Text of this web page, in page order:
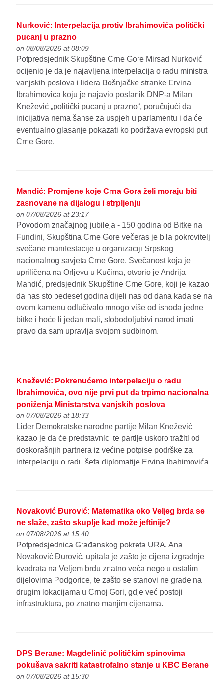
Nurković: Interpelacija protiv Ibrahimovića politički
pucanj u prazno
on 08/08/2026 at 08:09
Potpredsjednik Skupštine Crne Gore Mirsad Nurković
ocijenio je da je najavljena interpelacija o radu ministra
vanjskih poslova i lidera Bošnjačke stranke Ervina
Ibrahimovića koju je najavio poslanik DNP-a Milan
Knežević „politički pucanj u prazno“, poručujući da
inicijativa nema šanse za uspjeh u parlamentu i da će
eventualno glasanje pokazati ko podržava evropski put
Crne Gore.
Mandić: Promjene koje Crna Gora želi moraju biti
zasnovane na dijalogu i strpljenju
on 07/08/2026 at 23:17
Povodom značajnog jubileja - 150 godina od Bitke na
Fundini, Skupština Crne Gore večeras je bila pokrovitelj
svečane manifestacije u organizaciji Srpskog
nacionalnog savjeta Crne Gore. Svečanost koja je
upriličena na Orljevu u Kučima, otvorio je Andrija
Mandić, predsjednik Skupštine Crne Gore, koji je kazao
da nas sto pedeset godina dijeli nas od dana kada se na
ovom kamenu odlučivalo mnogo više od ishoda jedne
bitke i hoće li jedan mali, slobodoljubivi narod imati
pravo da sam upravlja svojom sudbinom.
Knežević: Pokrenućemo interpelaciju o radu
Ibrahimovića, ovo nije prvi put da trpimo nacionalna
poniženja Ministarstva vanjskih poslova
on 07/08/2026 at 18:33
Lider Demokratske narodne partije Milan Knežević
kazao je da će predstavnici te partije uskoro tražiti od
doskorašnjih partnera iz većine potpise podrške za
interpelaciju o radu šefa diplomatije Ervina Ibahimovića.
Novaković Đurović: Matematika oko Veljeg brda se
ne slaže, zašto skuplje kad može jeftinije?
on 07/08/2026 at 15:40
Potpredsjednica Građanskog pokreta URA, Ana
Novaković Đurović, upitala je zašto je cijena izgradnje
kvadrata na Veljem brdu znatno veća nego u ostalim
dijelovima Podgorice, te zašto se stanovi ne grade na
drugim lokacijama u Crnoj Gori, gdje već postoji
infrastruktura, po znatno manjim cijenama.
DPS Berane: Magdelinić političkim spinovima
pokušava sakriti katastrofalno stanje u KBC Berane
on 07/08/2026 at 15:30